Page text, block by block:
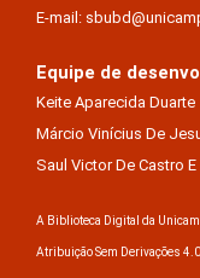
E-mail:
Equipe de
Keite Aparecida Duarte
Márcio Vinícius De
Saul Victor De Castro E
A Biblioteca Digital da
Atribuição Sem Derivações